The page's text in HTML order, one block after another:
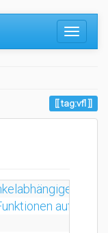
tag:vfl
auf